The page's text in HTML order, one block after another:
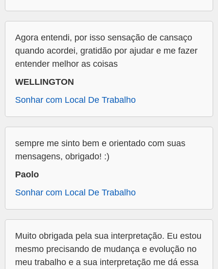
Agora entendi, por isso sensação de cansaço
quando acordei, gratidão por ajudar e me fazer
entender melhor as coisas
WELLINGTON
Sonhar com Local De Trabalho
sempre me sinto bem e orientado com suas
mensagens, obrigado! :)
Paolo
Sonhar com Local De Trabalho
Muito obrigada pela sua interpretação. Eu estou
mesmo precisando de mudança e evolução no
meu trabalho e a sua interpretação me dá essa